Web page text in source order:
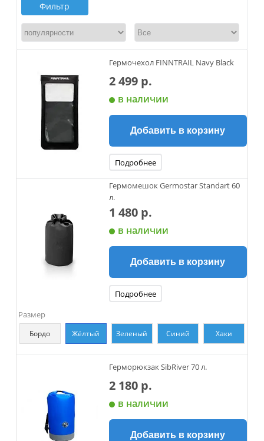
Фильтр
Гермочехол FINNTRAIL Navy Black
2 499 р.
в наличии
Добавить в корзину
Подробнее
Гермомешок Germostar Standart 60
л.
1 480 р.
в наличии
Добавить в корзину
Подробнее
Размер
Бордо Жёлтый Зеленый Синий Хаки
Герморюкзак SibRiver 70 л.
2 180 р.
в наличии
Добавить в корзину